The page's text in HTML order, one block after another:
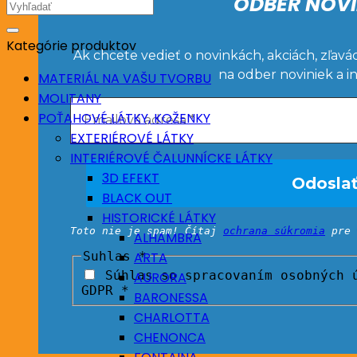
Ak chcete vedieť o novinkách, akciách,
na odber noviniek a
Toto nie je spam! Čítaj ochrana súkromia pre
Suhlas*
Súhlas so spracovaním
GDPR *
Hľadať:
Kategórie produktov
MATERIÁL NA VAŠU TVORBU
MOLITANY
POŤAHOVÉ LÁTKY, KOŽENKY
EXTERIÉROVÉ LÁTKY
INTERIÉROVÉ ČALUNNÍCKE LÁTKY
3D EFEKT
BLACK OUT
HISTORICKÉ LÁTKY
ALHAMBRA
ARTA
AURORA
BARONESSA
CHARLOTTA
CHENONCA